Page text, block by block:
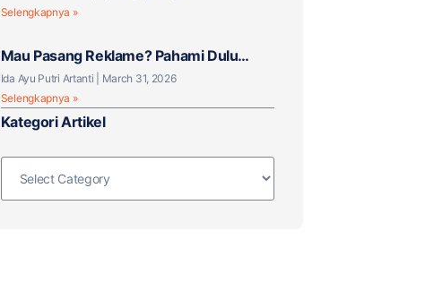
Selengkapnya »
Mau Pasang Reklame? Pahami Dulu
Pajaknya!
Ida Ayu Putri Artanti
March 31, 2026
Selengkapnya »
Kategori Artikel